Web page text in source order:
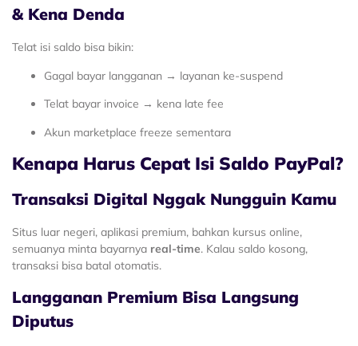
& Kena Denda
Telat isi saldo bisa bikin:
Gagal bayar langganan → layanan ke-suspend
Telat bayar invoice → kena late fee
Akun marketplace freeze sementara
Kenapa Harus Cepat Isi Saldo PayPal?
Transaksi Digital Nggak Nungguin Kamu
Situs luar negeri, aplikasi premium, bahkan kursus online,
semuanya minta bayarnya real-time. Kalau saldo kosong,
transaksi bisa batal otomatis.
Langganan Premium Bisa Langsung
Diputus